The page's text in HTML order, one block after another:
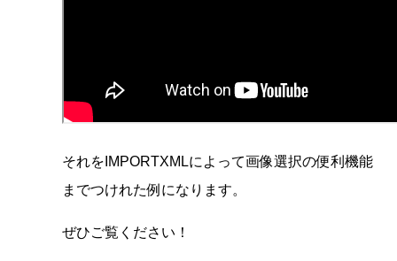
それを IMPORTXMLによって画像選択の便利機能
までつけれた例になります。
ぜひご覧ください！